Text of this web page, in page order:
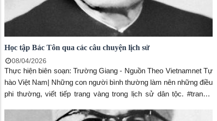
Học tập Bác Tôn qua các câu chuyện lịch sử
08/04/2026
Thực hiện biên soạn: Trường Giang - Nguồn Theo Vietnamnet Tự
hào Việt Nam| Những con người bình thường làm nên những điều
phi thường, viết tiếp trang vàng trong lịch sử dân tộc. #trangtv